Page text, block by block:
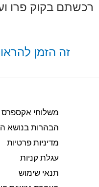
רכשתם בקוק פרו
זה הזמן
משלוחי אקספרס
הבהרות בנושא
מדיניות פרטיות
עגלת קניות
תנאי שימוש